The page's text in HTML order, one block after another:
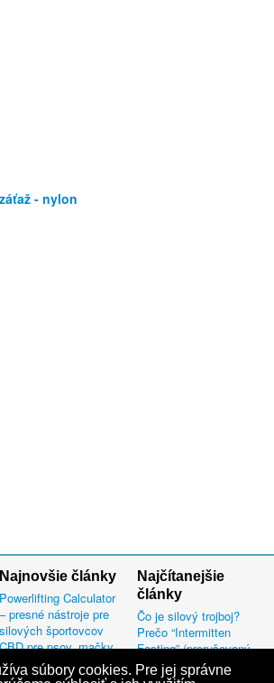
súbory cookies. Pre jej správne
- nylon
Najnovšie články
Powerlifting Calculator
– presné nástroje pre
silových športovcov
CBD pre psov, mačky
aj ďalšie domáce
miláčikov
Najčítanejšie
články
Čo je silový trojboj?
Prečo “Intermitten
Fasting” (prerušovaný
pôst) väčšinu ľudí